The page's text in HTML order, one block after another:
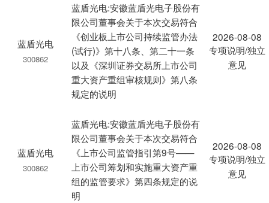
蓝盾光电
300862
蓝盾光电:安徽蓝盾光电子股份有
限公司董事会关于本次交易符合
《创业板上市公司持续监管办法
(试行)》第十八条、第二十一条
以及《深圳证券交易所上市公司
重大资产重组审核规则》第八条
规定的说明
2026-08-08
专项说明/独立
意见
蓝盾光电
300862
蓝盾光电:安徽蓝盾光电子股份有
限公司董事会关于本次交易符合
《上市公司监管指引第9号——
上市公司筹划和实施重大资产重
组的监管要求》第四条规定的说
明
2026-08-08
专项说明/独立
意见